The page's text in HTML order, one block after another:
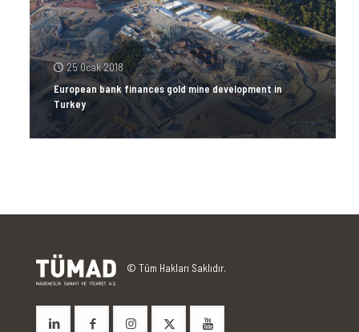
25 Ocak 2018
European bank finances gold mine development in
Turkey
© Tüm Hakları Saklıdır.